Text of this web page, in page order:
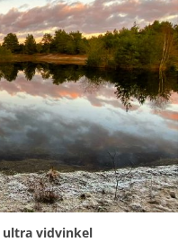
ultra vidvinkel